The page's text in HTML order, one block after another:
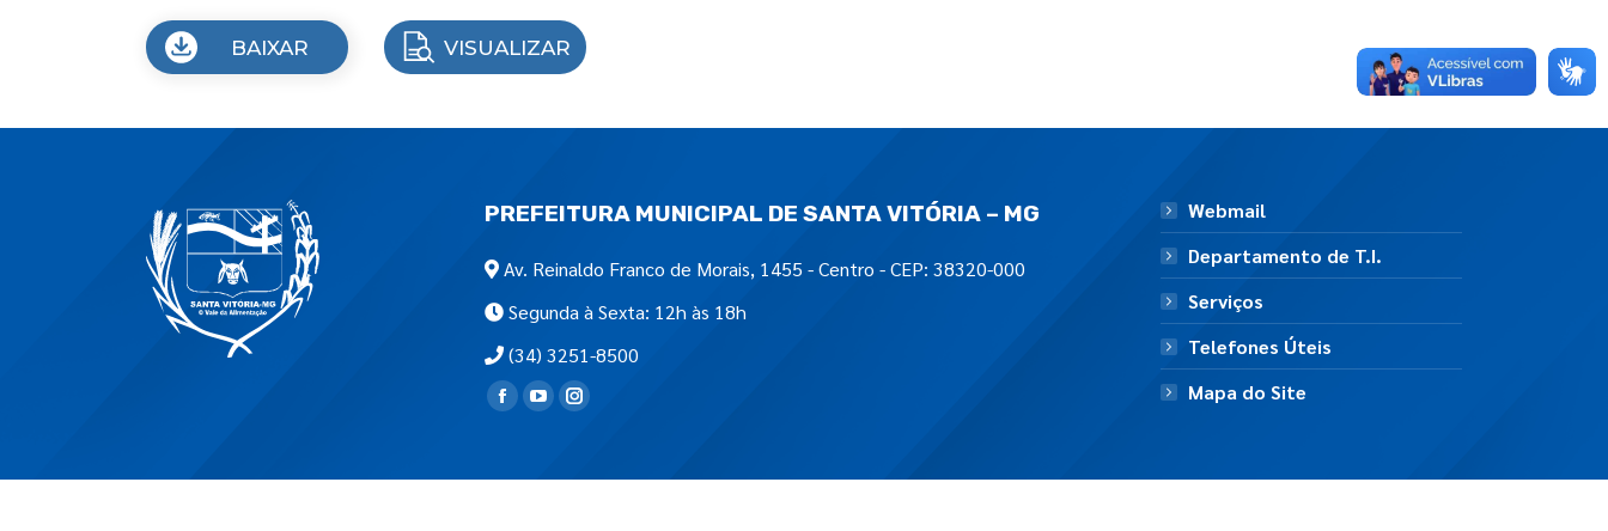
BAIXAR VISUALIZAR
PREFEITURA MUNICIPAL DE SANTA VITÓRIA – MG
Av. Reinaldo Franco de Morais, 1455 - Centro - CEP: 38320-000
Segunda à Sexta: 12h às 18h
(34) 3251-8500
Encontre-nos em:
Webmail
Departamento de T.I.
Serviços
Telefones Úteis
Mapa do Site